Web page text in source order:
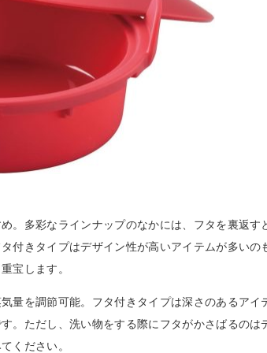
。多彩なラインナップのなかには、フタを裏返す
付きタイプはデザイン性が高いアイテムが多いの
宝します。
量を調節可能。フタ付きタイプは深さのあるアイ
。ただし、洗い物をする際にフタがかさばるのは
ください。